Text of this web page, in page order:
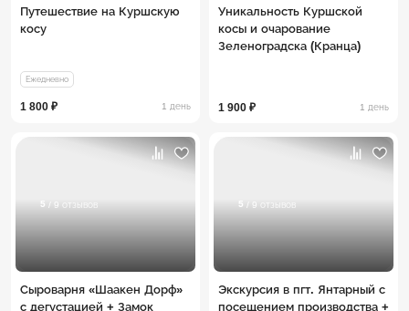
Путешествие на Куршскую
косу
Ежедневно
1 800 ₽ 1 день
Уникальность Куршской
косы и очарование
Зеленоградска (Кранца)
1 900 ₽ 1 день
5 / 9 отзывов
Сыроварня «Шаакен Дорф»
с дегустацией + Замок
5 / 9 отзывов
Экскурсия в пгт. Янтарный с
посещением производства +